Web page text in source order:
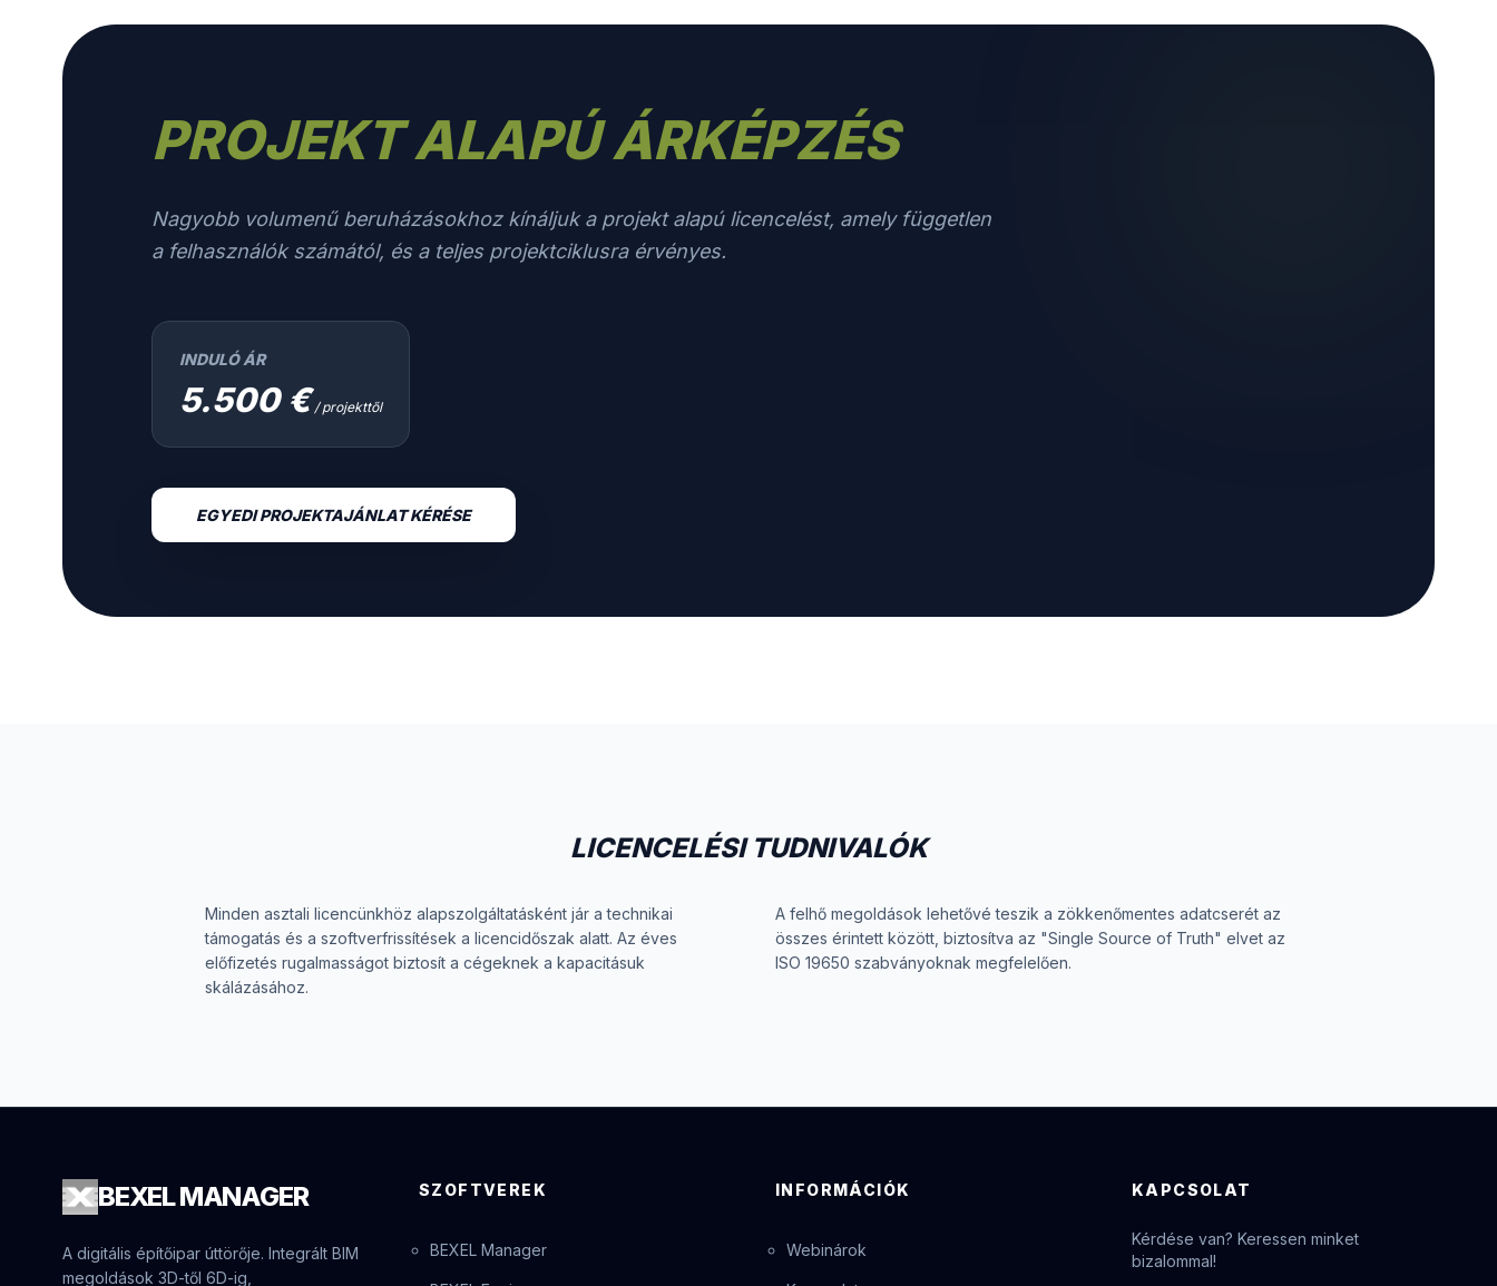
PROJEKT ALAPÚ ÁRKÉPZÉS
Nagyobb volumenű beruházásokhoz kínáljuk a projekt alapú licencelést, amely független
a felhasználók számától, és a teljes projektciklusra érvényes.
INDULÓ ÁR
5.500 € / projekttől
EGYEDI PROJEKTAJÁNLAT KÉRÉSE
LICENCELÉSI TUDNIVALÓK
Minden asztali licencünkhöz alapszolgáltatásként jár a technikai
támogatás és a szoftverfrissítések a licencidőszak alatt. Az éves
előfizetés rugalmasságot biztosít a cégeknek a kapacitásuk
skálázásához.
A felhő megoldások lehetővé teszik a zökkenőmentes adatcserét az
összes érintett között, biztosítva az "Single Source of Truth" elvet az
ISO 19650 szabványoknak megfelelően.
BEXELMANAGER
A digitális építőipar úttörője. Integrált BIM
megoldások 3D-től 6D-ig,
SZOFTVEREK
BEXEL Manager
INFORMÁCIÓK
Webinárok
KAPCSOLAT
Kérdése van? Keressen minket
bizalommal!